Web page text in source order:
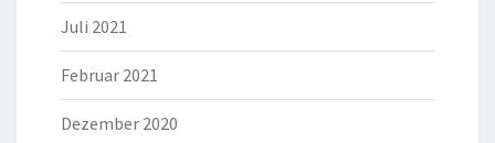
Juli 2021
Februar 2021
Dezember 2020